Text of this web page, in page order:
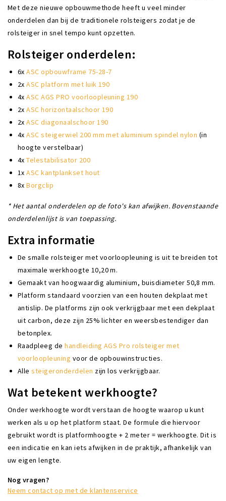
Met deze nieuwe opbouwmethode heeft u veel minder
onderdelen dan bij de traditionele rolsteigers zodat je de
rolsteiger in snel tempo kunt opzetten.
Rolsteiger onderdelen:
6xASC opbouwframe 75-28-7
2xASC platform met luik 190
4xASC AGS PRO voorloopleuning 190
2xASC horizontaalschoor 190
2xASC diagonaalschoor 190
4xASC steigerwiel 200 mm met aluminium spindel nylon (in
hoogte verstelbaar)
4xTelestabilisator 200
1xASC kantplankset hout
8xBorgclip
* Het aantal onderdelen op de foto's kan afwijken. Bovenstaande
onderdelenlijst is van toepassing.
Extra informatie
De smalle rolsteiger met voorloopleuning is uit te breiden tot
maximale werkhoogte 10,20 m.
Gemaakt van hoogwaardig aluminium, buisdiameter 50,8 mm.
Platform standaard voorzien van een houten dekplaat met
antislip. De platforms zijn ook verkrijgbaar met een dekplaat
uit carbon, deze zijn 25% lichter en weersbestendiger dan
betonplex.
Raadpleeg dehandleiding AGS Pro rolsteiger met
voorloopleuning voor de opbouwinstructies.
Allesteigeronderdelen zijn los verkrijgbaar.
Wat betekent werkhoogte?
Onder werkhoogte wordt verstaan de hoogte waarop u kunt
werken als u op het platform staat. De formule die hiervoor
gebruikt wordt is platformhoogte + 2 meter = werkhoogte. Dit is
een indicatie en kan iets afwijken in de praktijk, afhankelijk van
uw eigen lengte.
Nog vragen?
Neem contact op met de klantenservice